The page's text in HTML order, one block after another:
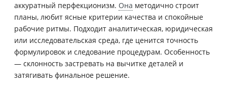
аккуратный перфекционизм. Она методично строит
планы, любит ясные критерии качества и спокойные
рабочие ритмы. Подходит аналитическая, юридическая
или исследовательская среда, где ценится точность
формулировок и следование процедурам. Особенность
— склонность застревать на вычитке деталей и
затягивать финальное решение.